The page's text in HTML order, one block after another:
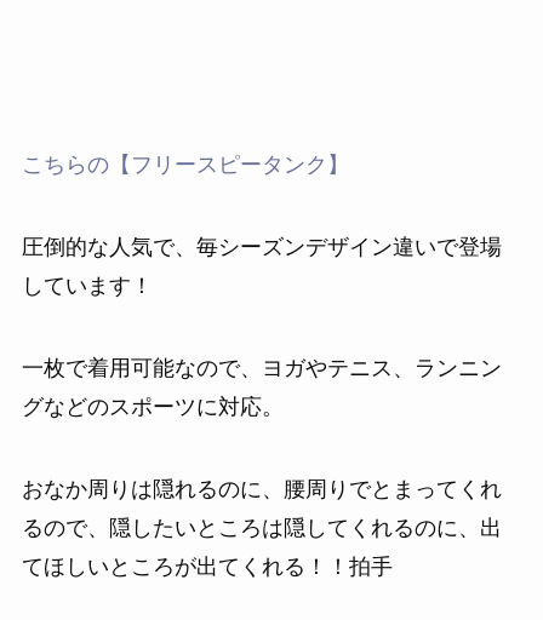
こちらの【フリースピータンク】
圧倒的な人気で、毎シーズンデザイン違いで登場
しています！
一枚で着用可能なので、ヨガやテニス、ランニン
グなどのスポーツに対応。
おなか周りは隠れるのに、腰周りでとまってくれ
るので、隠したいところは隠してくれるのに、出
てほしいところが出てくれる！！拍手